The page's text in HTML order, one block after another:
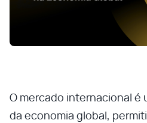
O mercado internacional é
da economia global,